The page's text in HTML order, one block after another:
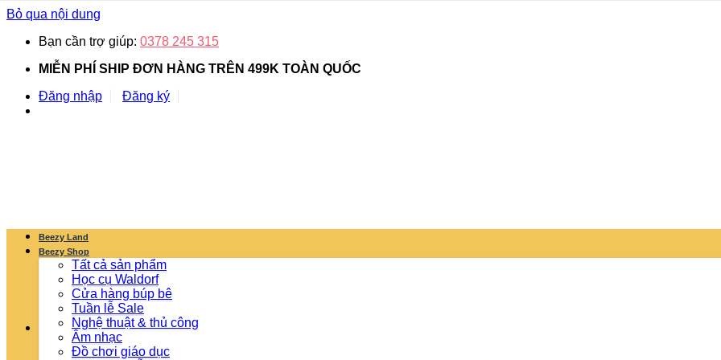
Bỏ qua nội dung
Bạn cần trợ giúp: 0378 245 315
MIỄN PHÍ SHIP ĐƠN HÀNG TRÊN 499K TOÀN QUỐC
Đăng nhập
Đăng ký
Beezy Land
Beezy Shop
Tất cả sản phẩm
Học cụ Waldorf
Cửa hàng búp bê
Tuần lễ Sale
Nghệ thuật & thủ công
Âm nhạc
Đồ chơi giáo dục